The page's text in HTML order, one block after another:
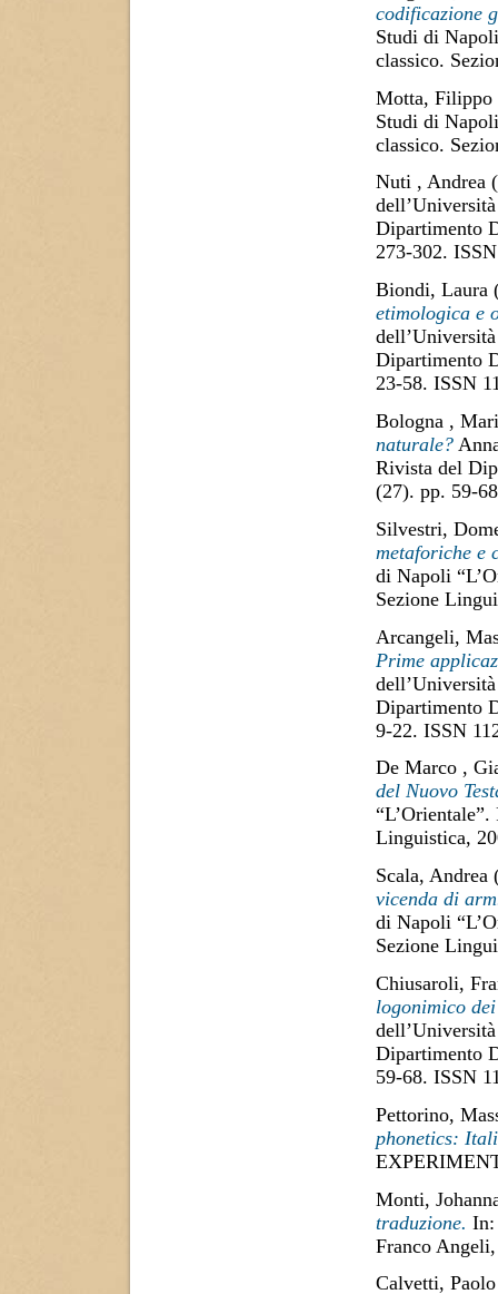
codificazione
Studi di
classico.
Motta, Filippo
Studi di
classico.
Nuti , Andrea
Dipartimento
273-302.
Biondi, Laura
etimologica e
Dipartimento
23-58. ISSN
Bologna ,
naturale?
Rivista del
(27). pp. 59-
Silvestri,
metaforiche e
di Napoli
Sezione
Arcangeli,
Prime
Dipartimento
9-22. ISSN
De Marco ,
del Nuovo
Linguistica,
Scala, Andrea
vicenda di
di Napoli
Sezione
Chiusaroli,
logonimico
Dipartimento
59-68. ISSN
Pettorino,
phonetics:
Monti,
traduzione. In:
Franco
Calvetti, Paolo